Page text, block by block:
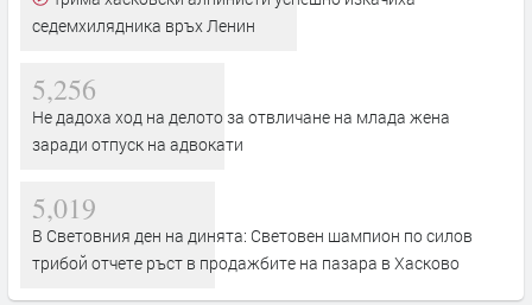
седемхилядника връх Ленин
5,256
Не дадоха ход на делото за отвличане на млада жена
заради отпуск на адвокати
5,019
В Световния ден на динята: Световен шампион по силов
трибой отчете ръст в продажбите на пазара в Хасково